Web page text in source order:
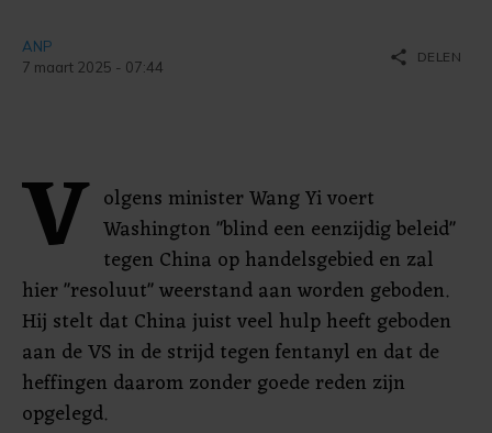
ANP
7 maart 2025 - 07:44
share DELEN
V olgens minister Wang Yi voert
Washington "blind een eenzijdig beleid"
tegen China op handelsgebied en zal
hier "resoluut" weerstand aan worden geboden.
Hij stelt dat China juist veel hulp heeft geboden
aan de VS in de strijd tegen fentanyl en dat de
heffingen daarom zonder goede reden zijn
opgelegd.